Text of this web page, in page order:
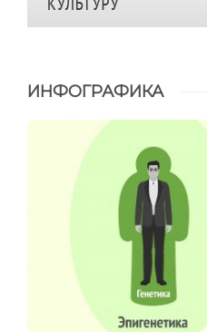
ИНФОГРАФИКА